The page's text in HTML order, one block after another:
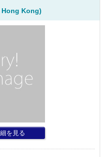
Kong)
を見る